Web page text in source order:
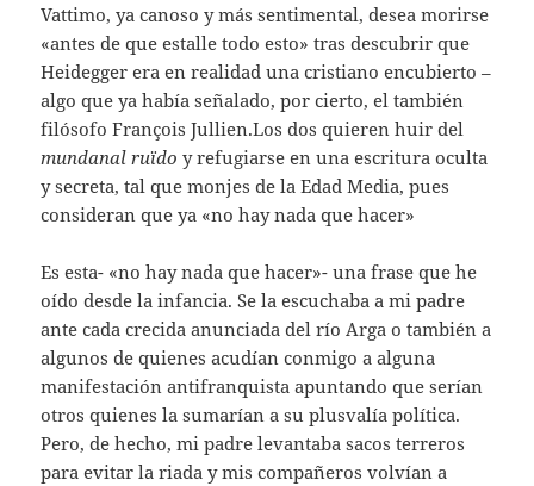
Vattimo, ya canoso y más sentimental, desea morirse
«antes de que estalle todo esto» tras descubrir que
Heidegger era en realidad una cristiano encubierto –
algo que ya había señalado, por cierto, el también
filósofo François Jullien.Los dos quieren huir del
mundanal ruïdo y refugiarse en una escritura oculta
y secreta, tal que monjes de la Edad Media, pues
consideran que ya «no hay nada que hacer»
Es esta- «no hay nada que hacer»- una frase que he
oído desde la infancia. Se la escuchaba a mi padre
ante cada crecida anunciada del río Arga o también a
algunos de quienes acudían conmigo a alguna
manifestación antifranquista apuntando que serían
otros quienes la sumarían a su plusvalía política.
Pero, de hecho, mi padre levantaba sacos terreros
para evitar la riada y mis compañeros volvían a